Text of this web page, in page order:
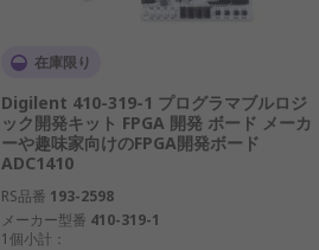
在庫限り
Digilent 410-319-1 プログラマブルロジ
ック開発キット FPGA 開発 ボード メーカ
ーや趣味家向けのFPGA開発ボード
ADC1410
RS品番 193-2598
メーカー型番 410-319-1
1個小計：